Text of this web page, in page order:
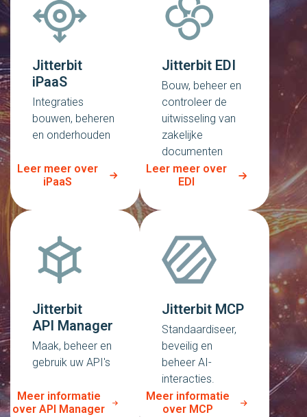
Jitterbit
iPaaS
Integraties
bouwen, beheren
en onderhouden
Leer meer over
iPaaS
Jitterbit EDI
Bouw, beheer en
controleer de
uitwisseling van
zakelijke
documenten
Leer meer over
EDI
Jitterbit
API Manager
Maak, beheer en
gebruik uw API's
Meer informatie
over API Manager
Jitterbit MCP
Standaardiseer,
beveilig en
beheer AI-
interacties.
Meer informatie
over MCP